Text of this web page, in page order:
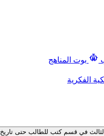
بوت المناهج
الفكرية
قسم كتب للطالب حتى تاريخ 07-08-2026